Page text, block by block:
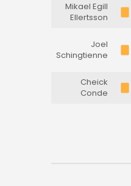
Mikael Egill
Ellertsson
Joel
Schingtienne
Cheick
Conde